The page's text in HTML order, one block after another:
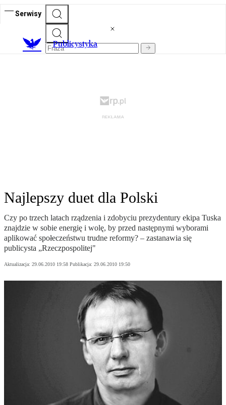
Serwisy
Publicystyka
Najlepszy duet dla Polski
Czy po trzech latach rządzenia i zdobyciu prezydentury ekipa Tuska
znajdzie w sobie energię i wolę, by przed następnymi wyborami
aplikować społeczeństwu trudne reformy? – zastanawia się
publicysta „Rzeczpospolitej"
Aktualizacja: 29.06.2010 19:58 Publikacja: 29.06.2010 19:50